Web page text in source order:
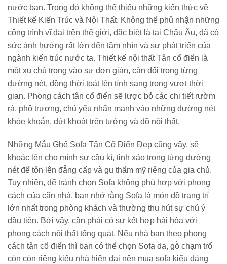
nước bạn. Trong đó không thể thiếu những kiến thức về
Thiết kế Kiến Trúc và Nội Thất. Không thể phủ nhận những
công trình vĩ đại trên thế giới, đặc biệt là tại Châu Âu, đã có
sức ảnh hưởng rất lớn đến tầm nhìn và sự phát triển của
ngành kiến trúc nước ta. Thiết kế nội thất Tân cổ điển là
một xu chú trọng vào sự đơn giản, cân đối trong từng
đường nét, đồng thời toát lên tính sang trọng vượt thời
gian. Phong cách tân cổ điển sẽ lược bỏ các chi tiết rườm
rà, phô trương, chủ yếu nhấn mạnh vào những đường nét
khỏe khoắn, dứt khoát trên tường và đồ nội thất.
Những Mẫu Ghế Sofa Tân Cổ Điển Đẹp cũng vậy, sẽ
khoác lên cho mình sự cầu kì, tinh xảo trong từng đường
nét để tôn lên đẳng cấp và gu thẩm mỹ riêng của gia chủ.
Tuy nhiên, để tránh chọn Sofa không phù hợp với phong
cách của căn nhà, bạn nhớ rằng Sofa là món đồ trang trí
lớn nhất trong phòng khách và thường thu hút sự chú ý
đầu tiên. Bởi vậy, cần phải có sự kết hợp hài hòa với
phong cách nội thất tổng quát. Nếu nhà bạn theo phong
cách tân cổ điển thì bạn có thể chọn Sofa da, gỗ chạm trổ
còn còn riêng kiểu nhà hiện đại nên mua sofa kiểu dáng